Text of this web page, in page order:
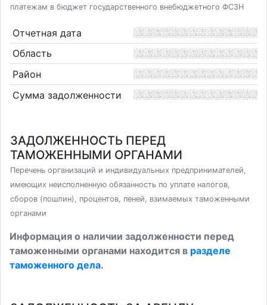
платежам в бюджет государственного внебюджетного ФСЗН
Отчетная дата
Область
Район
Сумма задолженности
ЗАДОЛЖЕННОСТЬ ПЕРЕД
ТАМОЖЕННЫМИ ОРГАНАМИ
Перечень организаций и индивидуальных предпринимателей,
имеющих неисполненную обязанность по уплате налогов,
сборов (пошлин), процентов, пеней, взимаемых таможенными
органами
Информация о наличии задолженности перед
таможенными органами находится в разделе
таможенного дела.